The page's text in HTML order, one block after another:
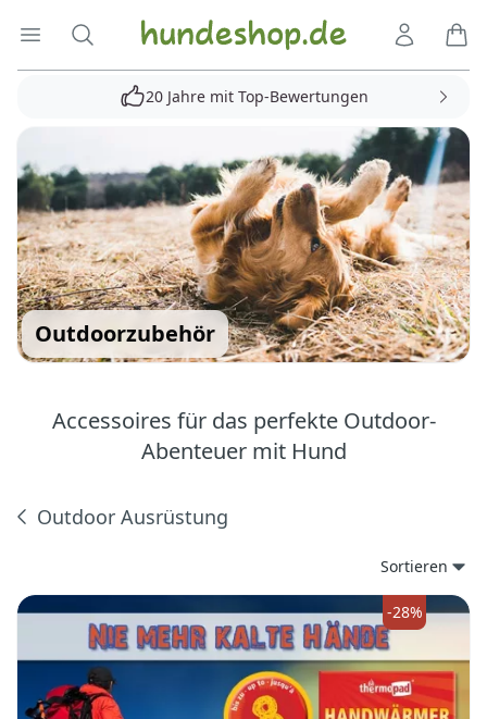
Menü öffnen
Suche Hundeshop.de
20 Jahre mit Top-Bewertungen
Outdoorzubehör
Accessoires für das perfekte Outdoor-
Abenteuer mit Hund
Outdoor Ausrüstung
Sortieren
-28%